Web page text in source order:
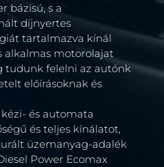
bázisú, s a
díjnyertes
tartalmazva kínál
alkalmas motorolajat
tudunk felelni az autónk
előírásoknak és
és automata
és teljes kínálatot,
üzemanyag-adalék
Power Ecomax